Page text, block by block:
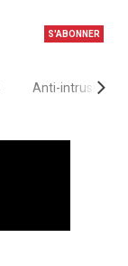
S'ABONNER
Anti-intrusion &